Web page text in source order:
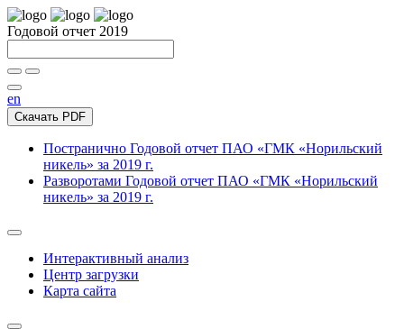
Годовой отчет 2019
en
Скачать PDF
Постранично Годовой отчет ПАО «ГМК «Норильский
никель» за 2019 г.
Разворотами Годовой отчет ПАО «ГМК «Норильский
никель» за 2019 г.
Интерактивный анализ
Центр загрузки
Карта сайта